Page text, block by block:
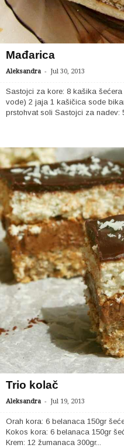
Mađarica
Aleksandra - Jul 30, 2013
Sastojci za kore: 8 kašika
vode) 2 jaja 1 kašičica sode
prstohvat soli Sastojci za nadev:
Trio kolač
Aleksandra - Jul 19, 2013
Orah kora: 6 belanaca 150gr
Kokos kora: 6 belanaca 150gr
Krem: 12 žumanaca 300gr...